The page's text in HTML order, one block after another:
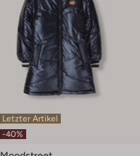
Letzter Artikel
-40%